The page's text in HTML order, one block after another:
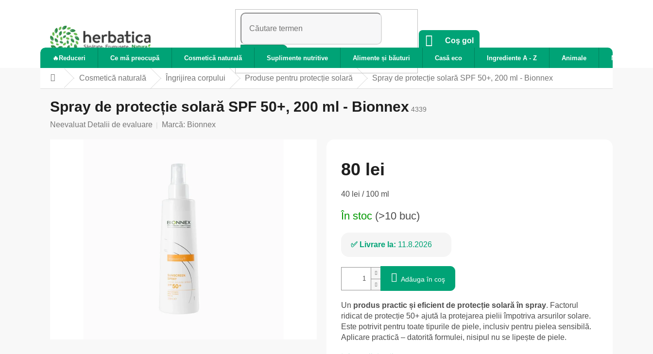
CĂUTARE
COŞ
CUMPĂRĂTURI
Coş gol
🔥Reduceri Ce mă preocupă Cosmetică naturală Suplimente nutritive Alimente și băuturi Casă eco Ingrediente A - Z Animale Noutăți
AcasăCosmetică naturală Îngrijirea corpului Produse pentru protecție solară Spray de protecție solară SPF 50+, 200 ml - Bionnex
Spray de protecție solară SPF 50+, 200 ml - Bionnex 4339
Evaluarea
Neevaluat Detalii de evaluare Marcă: Bionnex
80 lei
Evaluare
40 lei / 100 ml
În stoc (>10 buc)
Livrare la: 11.8.2026
Adăuga în coş
Un produs practic și eficient de protecție solară în spray. Factorul
ridicat de protecție 50+ ajută la protejarea pielii împotriva arsurilor solare.
Este potrivit pentru toate tipurile de piele, inclusiv pentru pielea sensibilă.
Aplicare practică – datorită formulei, nisipul nu se lipește de piele.